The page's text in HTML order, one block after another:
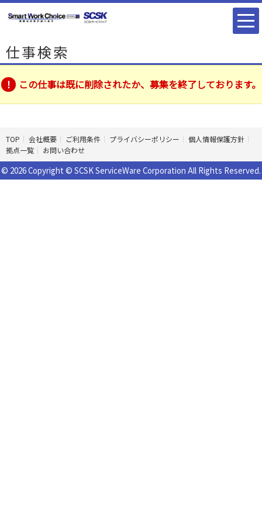
仕事検索
この仕事は既に削除されたか、募集を終了しております。
TOP 会社概要 ご利用条件 プライバシーポリシー
個人情報保護方針
拠点一覧
お問い合わせ
© 2026 Copyright © SCSK ServiceWare Corporation All Rights Reserved.